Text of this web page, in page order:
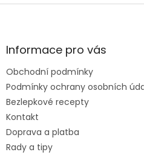
Z
aInformace pro vás
Obchodní podmínky
Podmínky ochrany osobních
Bezlepkové recepty
Kontakt
Doprava a platba
Rady a tipy